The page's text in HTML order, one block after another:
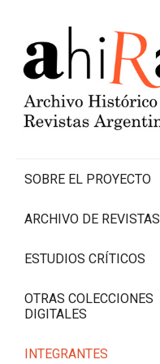
SOBRE EL PROYECTO
ARCHIVO DE REVISTAS
ESTUDIOS CRÍTICOS
OTRAS COLECCIONES
DIGITALES
INTEGRANTES